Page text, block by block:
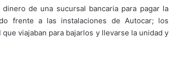
de una sucursal bancaria para pagar la
frente a las instalaciones de Autocar; los
viajaban para bajarlos y llevarse la unidad y